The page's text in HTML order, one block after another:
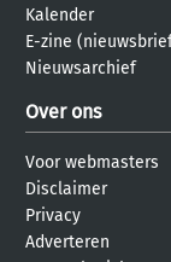
Kalender
E-zine
Nieuwsarchief
Over ons
Voor webmasters
Disclaimer
Privacy
Adverteren